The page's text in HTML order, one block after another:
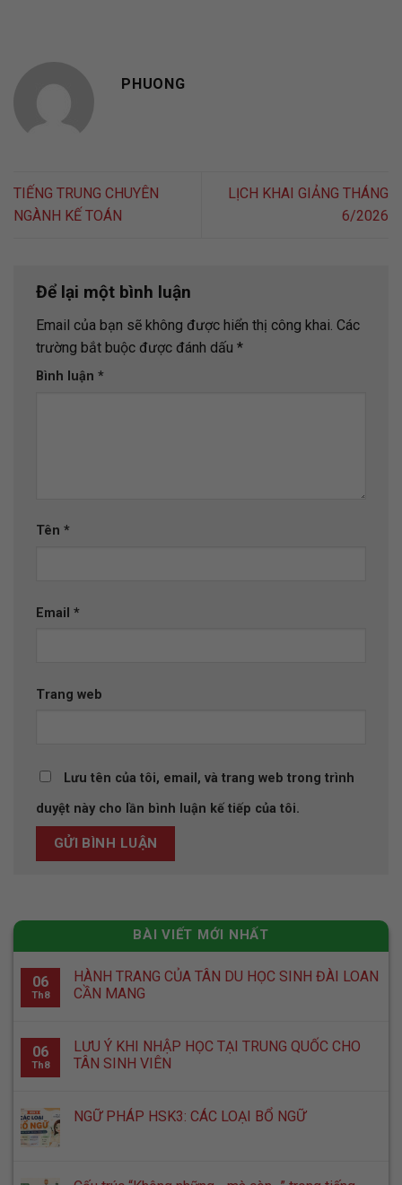
PHUONG
TIẾNG TRUNG CHUYÊN
NGÀNH KẾ TOÁN
LỊCH KHAI GIẢNG THÁNG
6/2026
Để lại một bình luận
Email của bạn sẽ không được hiển thị công khai. Các
trường bắt buộc được đánh dấu *
Bình luận *
Tên *
Email *
Trang web
Lưu tên của tôi, email, và trang web trong trình
duyệt này cho lần bình luận kế tiếp của tôi.
BÀI VIẾT MỚI NHẤT
06
Th8
HÀNH TRANG CỦA TÂN DU HỌC SINH ĐÀI LOAN
CẦN MANG
06
Th8
LƯU Ý KHI NHẬP HỌC TẠI TRUNG QUỐC CHO
TÂN SINH VIÊN
NGỮ PHÁP HSK3: CÁC LOẠI BỔ NGỮ